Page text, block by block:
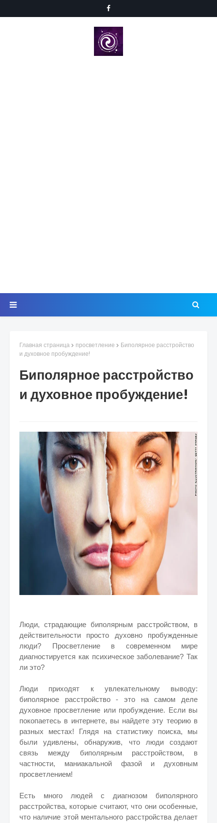
Главная страница просветление
Биполярное расстройство
и духовное пробуждение!
Биполярное расстройство
и духовное пробуждение!
Люди, страдающие биполярным расстройством, в
действительности просто духовно пробужденные
люди? Просветление в современном мире
диагностируется как психическое заболевание? Так
ли это?
Люди приходят к увлекательному выводу:
биполярное расстройство - это на самом деле
духовное просветление или пробуждение. Если вы
покопаетесь в интернете, вы найдете эту теорию в
разных местах! Глядя на статистику поиска, мы
были удивлены, обнаружив, что люди создают
связь между биполярным расстройством, в
частности, маниакальной фазой и духовным
просветлением!
Есть много людей с диагнозом биполярного
расстройства, которые считают, что они особенные,
что наличие этой ментального расстройства делает